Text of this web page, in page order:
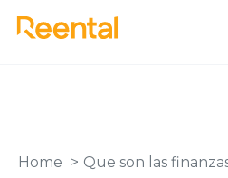
Home Que son las